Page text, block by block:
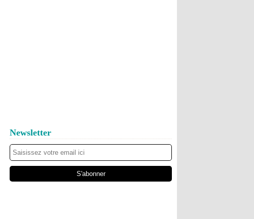
Newsletter